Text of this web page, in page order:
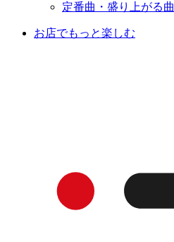
定番曲・盛り上がる曲
お店でもっと楽しむ